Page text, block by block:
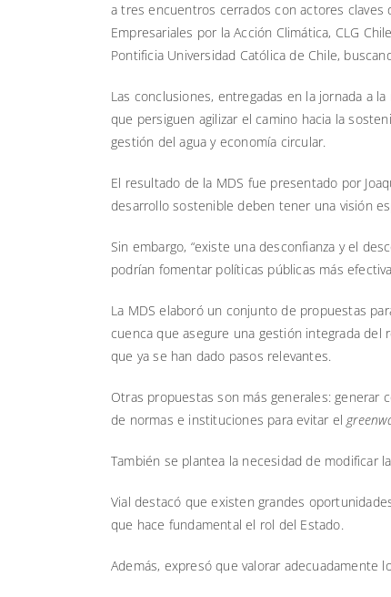
a tres encuentros cerrados con actores claves
Empresariales por la Acción Climática, CLG
Pontificia Universidad Católica de Chile,
Las conclusiones, entregadas en la jornada a
que persiguen agilizar el camino hacia la
gestión del agua y economía circular.
El resultado de la MDS fue presentado por
desarrollo sostenible deben tener una visión
Sin embargo, “existe una desconfianza y el
podrían fomentar políticas públicas más
La MDS elaboró un conjunto de propuestas
cuenca que asegure una gestión integrada
que ya se han dado pasos relevantes.
Otras propuestas son más generales:
de normas e instituciones para evitar el
También se plantea la necesidad de modificar
Vial destacó que existen grandes
que hace fundamental el rol del Estado.
Además, expresó que valorar adecuadamente